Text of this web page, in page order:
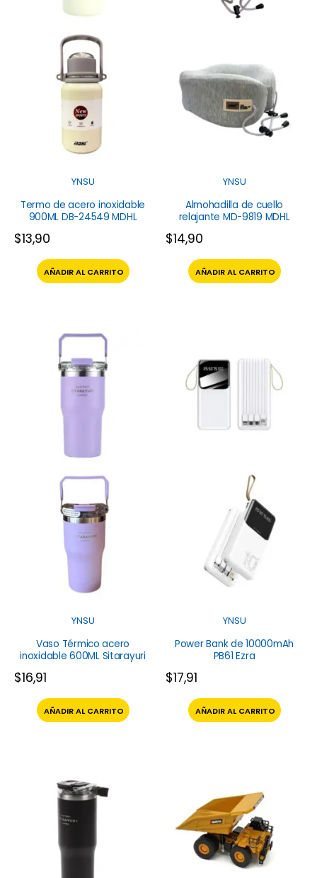
YNSU
Termo de acero inoxidable
900ML DB-24549 MDHL
$13,90
AÑADIR AL CARRITO
YNSU
Almohadilla de cuello
relajante MD-9819 MDHL
$14,90
AÑADIR AL CARRITO
YNSU
Vaso Térmico acero
inoxidable 600ML Sitarayuri
$16,91
AÑADIR AL CARRITO
YNSU
Power Bank de 10000mAh
PB61 Ezra
$17,91
AÑADIR AL CARRITO